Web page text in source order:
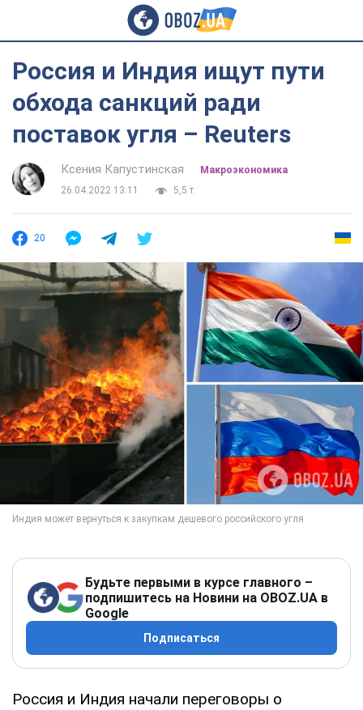
Россия и Индия ищут пути
обхода санкций ради
поставок угля – Reuters
Ксения Капустинская
Mакроэкономика
26.04.2022 13:11
5,5 т.
20
Будьте первыми в курсе главного –
подпишитесь на Новини на OBOZ.UA в
Google
Подписаться
Россия и Индия начали переговоры о